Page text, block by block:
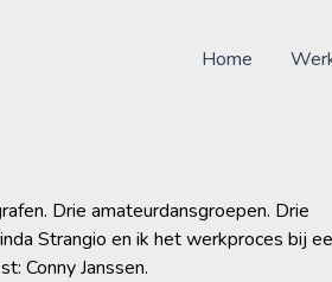
Home
Drie amateurdansgroepen. Drie
Strangio en ik het werkproces bij
Conny Janssen.